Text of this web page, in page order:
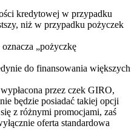
kredytowej w przypadku
niż w przypadku pożyczek
„pożyczkę
do finansowania większych
przez czek GIRO,
będzie posiadać takiej opcji
z różnymi promocjami, zaś
oferta standardowa